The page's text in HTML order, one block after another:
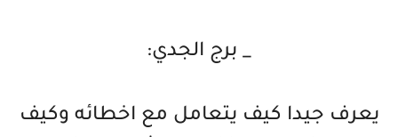
_ برج الجدي:
يعرف جيدا كيف يتعامل مع اخطائه وكيف